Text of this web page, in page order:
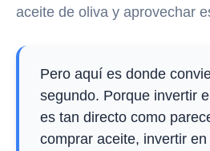
aceite de oliva y aprovechar
Pero aquí es donde
segundo. Porque invertir
es tan directo como
comprar aceite, invertir